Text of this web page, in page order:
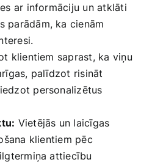
ar informāciju ‍un‍ atklāti⁤
parādām, ka cienām
klientiem saprast, ka viņu
palīdzot risināt
personalizētus
Vietējās un laicīgas
klientiem pēc
attiecību